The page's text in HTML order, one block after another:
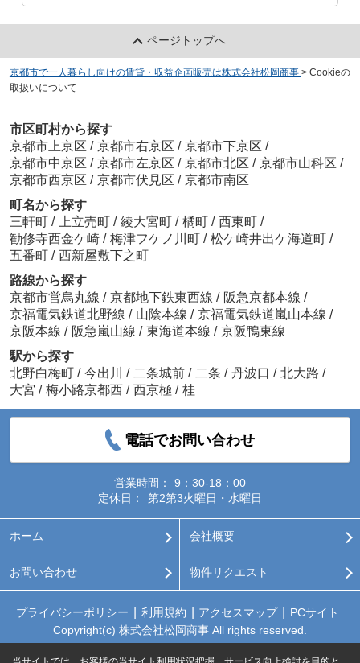
ページトップへ
京都市で一人暮らし向けの賃貸・収益企画販売は株式会社松岡商事 > Cookieの
取扱いについて
市区町村から探す
京都市上京区 / 京都市右京区 / 京都市下京区 /
京都市中京区 / 京都市左京区 / 京都市北区 / 京都市山科区 /
京都市西京区 / 京都市伏見区 / 京都市南区
町名から探す
三軒町 / 上立売町 / 綾大宮町 / 橘町 / 西東町 /
勧修寺西金ケ崎 / 梅津フケノ川町 / 松ケ崎井出ケ海道町 /
五番町 / 西新屋敷下之町
路線から探す
京都市営烏丸線 / 京都地下鉄東西線 / 阪急京都本線 /
京福電気鉄道北野線 / 山陰本線 / 京福電気鉄道嵐山本線 /
京阪本線 / 阪急嵐山線 / 東海道本線 / 京阪鴨東線
駅から探す
北野白梅町 / 今出川 / 二条城前 / 二条 / 丹波口 / 北大路 /
大宮 / 梅小路京都西 / 西京極 / 桂
電話でお問い合わせ
営業時間：
9：30-18：00
定休日：
第2第3火曜日・水曜日
ホーム 会社概要
お問い合わせ 物件リクエスト
プライバシーポリシー 利用規約 アクセスマップ
PCサイト
Copyright(c) 株式会社松岡商事 All rights reserved.